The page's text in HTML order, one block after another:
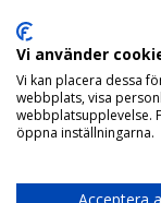
Vi använder
Vi kan placera dessa
webbplats, visa
webbplatsupplevelse.
öppna inställningarna.